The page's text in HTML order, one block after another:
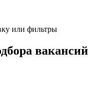
или фильтры
вакансий